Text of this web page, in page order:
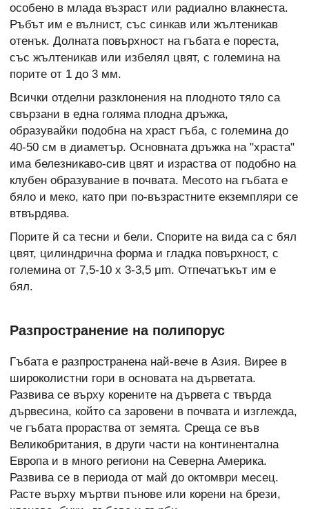
особено в млада възраст или радиално влакнеста.
Ръбът им е вълнист, със синкав или жълтеникав
отенък. Долната повърхност на гъбата е пореста,
със жълтеникав или избелял цвят, с големина на
порите от 1 до 3 мм.
Всички отделни разклонения на плодното тяло са
свързани в една голяма плодна дръжка,
образувайки подобна на храст гъба, с големина до
40-50 см в диаметър. Основната дръжка на "храста"
има белезникаво-сив цвят и израства от подобно на
клубен образувание в почвата. Месото на гъбата е
бяло и меко, като при по-възрастните екземпляри се
втвърдява.
Порите й са тесни и бели. Спорите на вида са с бял
цвят, цилиндрична форма и гладка повърхност, с
големина от 7,5-10 x 3-3,5 μm. Отпечатъкът им е
бял.
Разпространение на полипорус
Гъбата е разпространена най-вече в Азия. Вирее в
широколистни гори в основата на дърветата.
Развива се върху корените на дървета с твърда
дървесина, който са заровени в почвата и изглежда,
че гъбата прораства от земята. Среща се във
Великобритания, в други части на континентална
Европа и в много региони на Северна Америка.
Развива се в периода от май до октомври месец.
Расте върху мъртви пънове или корени на брези,